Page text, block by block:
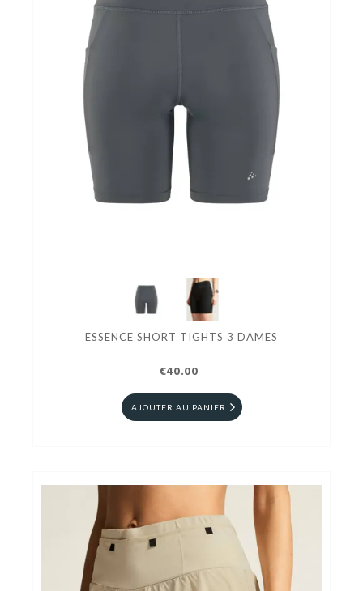
ESSENCE SHORT TIGHTS 3 DAMES
€40.00
AJOUTER AU PANIER